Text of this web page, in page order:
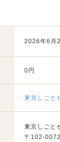
2026年6月
0円
東京しごと
東京しごと
〒102-